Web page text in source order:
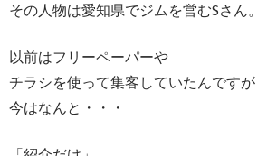
その人物は愛知県でジムを営むSさん。
以前はフリーペーパーや
チラシを使って集客していたんですが
今はなんと・・・